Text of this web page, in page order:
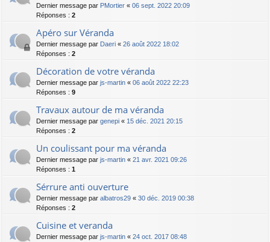
Dernier message par PMortier « 06 sept. 2022 20:09
Réponses : 2
Apéro sur Véranda
Dernier message par Daeri « 26 août 2022 18:02
Réponses : 2
Décoration de votre véranda
Dernier message par js-martin « 06 août 2022 22:23
Réponses : 9
Travaux autour de ma véranda
Dernier message par genepi « 15 déc. 2021 20:15
Réponses : 2
Un coulissant pour ma véranda
Dernier message par js-martin « 21 avr. 2021 09:26
Réponses : 1
Sérrure anti ouverture
Dernier message par albatros29 « 30 déc. 2019 00:38
Réponses : 2
Cuisine et veranda
Dernier message par js-martin « 24 oct. 2017 08:48